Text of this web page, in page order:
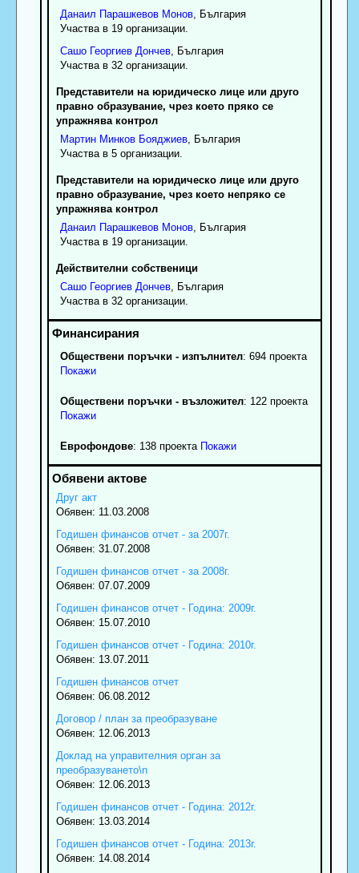
Данаил Парашкевов Монов, България
Участва в 19 организации.
Сашо Георгиев Дончев, България
Участва в 32 организации.
Представители на юридическо лице или друго
правно образувание, чрез което пряко се
упражнява контрол
Мартин Минков Бояджиев, България
Участва в 5 организации.
Представители на юридическо лице или друго
правно образувание, чрез което непряко се
упражнява контрол
Данаил Парашкевов Монов, България
Участва в 19 организации.
Действителни собственици
Сашо Георгиев Дончев, България
Участва в 32 организации.
Обществени поръчки - изпълнител: 694 проекта
Покажи
Обществени поръчки - възложител: 122 проекта
Покажи
Еврофондове: 138 проекта Покажи
Друг акт
Обявен: 11.03.2008
Годишен финансов отчет - за 2007г.
Обявен: 31.07.2008
Годишен финансов отчет - за 2008г.
Обявен: 07.07.2009
Годишен финансов отчет - Година: 2009г.
Обявен: 15.07.2010
Годишен финансов отчет - Година: 2010г.
Обявен: 13.07.2011
Годишен финансов отчет
Обявен: 06.08.2012
Договор / план за преобразуване
Обявен: 12.06.2013
Доклад на управителния орган за
преобразуването\n
Обявен: 12.06.2013
Годишен финансов отчет - Година: 2012г.
Обявен: 13.03.2014
Годишен финансов отчет - Година: 2013г.
Обявен: 14.08.2014